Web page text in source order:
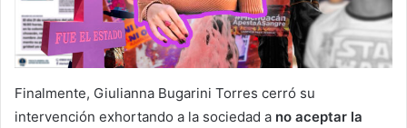
Finalmente, Giulianna Bugarini Torres cerró su
intervención exhortando a la sociedad a no aceptar la